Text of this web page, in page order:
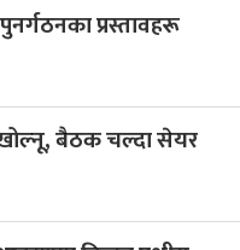
प्रस्तावहरू
बैठक चल्दा सेयर